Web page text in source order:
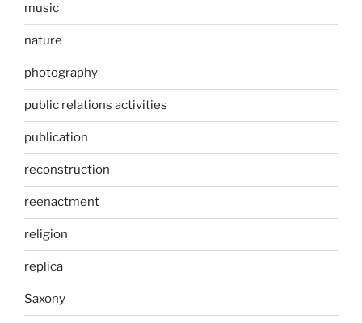
music
nature
photography
public relations activities
publication
reconstruction
reenactment
religion
replica
Saxony